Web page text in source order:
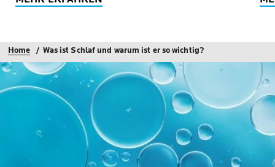
Home Was ist Schlaf und warum ist er so wichtig?